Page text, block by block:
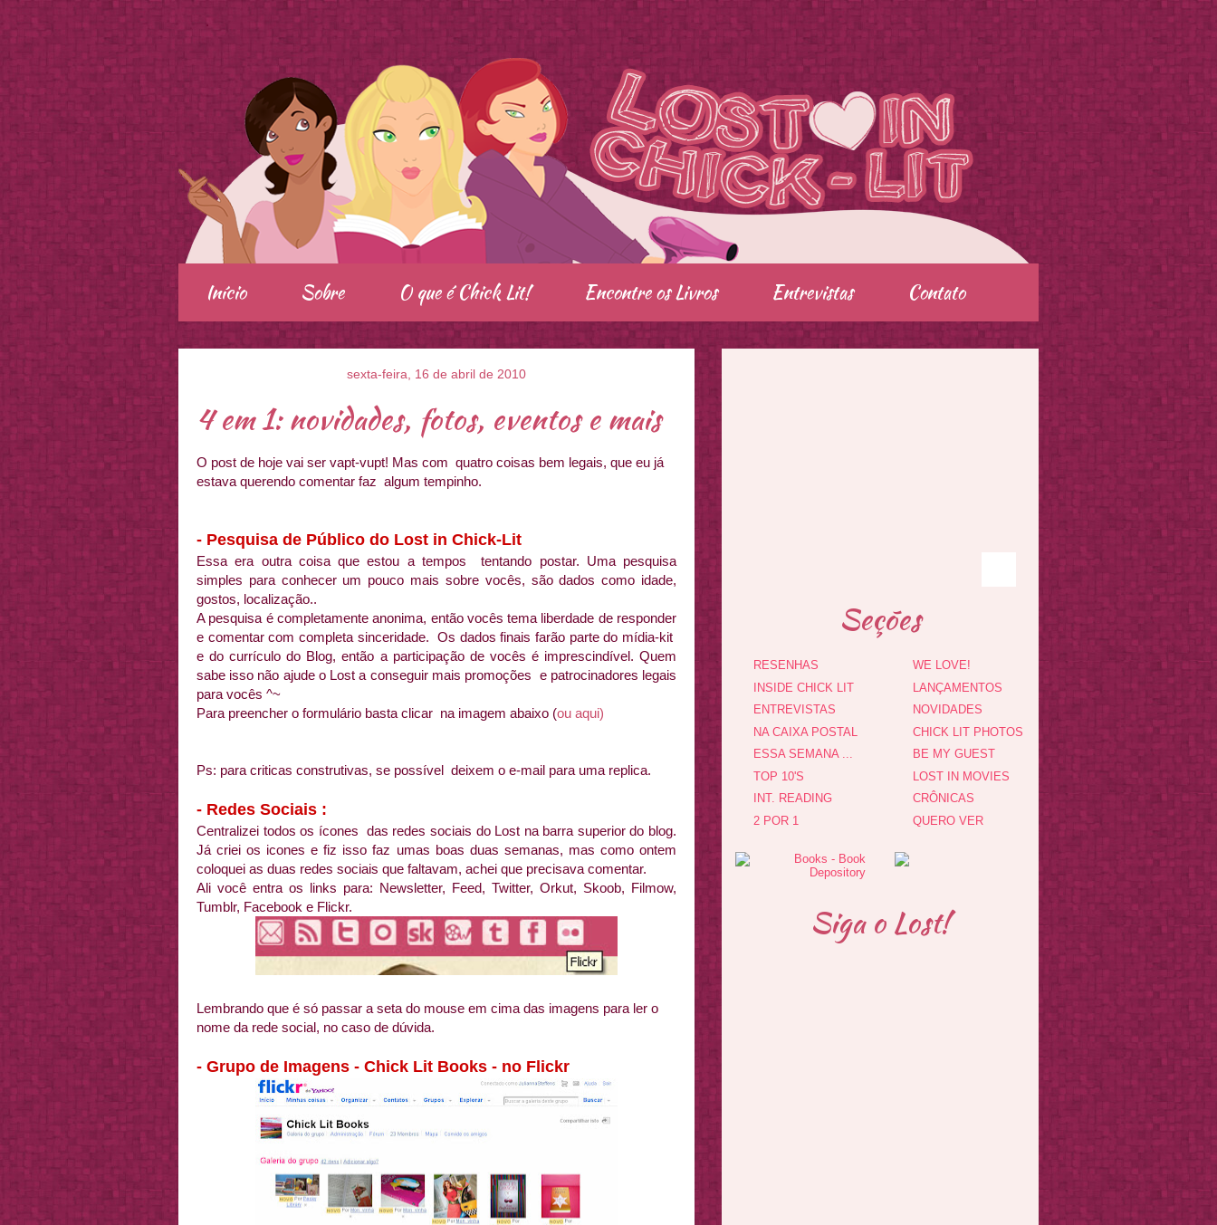
.
Início Sobre O que é Chick Lit! Encontre os Livros Entrevistas Contato
sexta-feira, 16 de abril de 2010
4 em 1: novidades, fotos, eventos e mais
O post de hoje vai ser vapt-vupt! Mas com quatro coisas bem legais, que eu já
estava querendo comentar faz algum tempinho.
- Pesquisa de Público do Lost in Chick-Lit
Essa era outra coisa que estou a tempos tentando postar. Uma pesquisa
simples para conhecer um pouco mais sobre vocês, são dados como idade,
gostos, localização..
A pesquisa é completamente anonima, então vocês tema liberdade de responder
e comentar com completa sinceridade. Os dados finais farão parte do mídia-kit
e do currículo do Blog, então a participação de vocês é imprescindível. Quem
sabe isso não ajude o Lost a conseguir mais promoções e patrocinadores legais
para vocês ^~
Para preencher o formulário basta clicar na imagem abaixo (ou aqui)
Ps: para criticas construtivas, se possível deixem o e-mail para uma replica.
- Redes Sociais :
Centralizei todos os ícones das redes sociais do Lost na barra superior do blog.
Já criei os icones e fiz isso faz umas boas duas semanas, mas como ontem
coloquei as duas redes sociais que faltavam, achei que precisava comentar.
Ali você entra os links para: Newsletter, Feed, Twitter, Orkut, Skoob, Filmow,
Tumblr, Facebook e Flickr.
Lembrando que é só passar a seta do mouse em cima das imagens para ler o
nome da rede social, no caso de dúvida.
- Grupo de Imagens - Chick Lit Books - no Flickr
Seções
RESENHAS
INSIDE CHICK LIT
ENTREVISTAS
NA CAIXA POSTAL
ESSA SEMANA ...
TOP 10'S
INT. READING
2 POR 1
WE LOVE!
LANÇAMENTOS
NOVIDADES
CHICK LIT PHOTOS
BE MY GUEST
LOST IN MOVIES
CRÔNICAS
QUERO VER
Siga o Lost!